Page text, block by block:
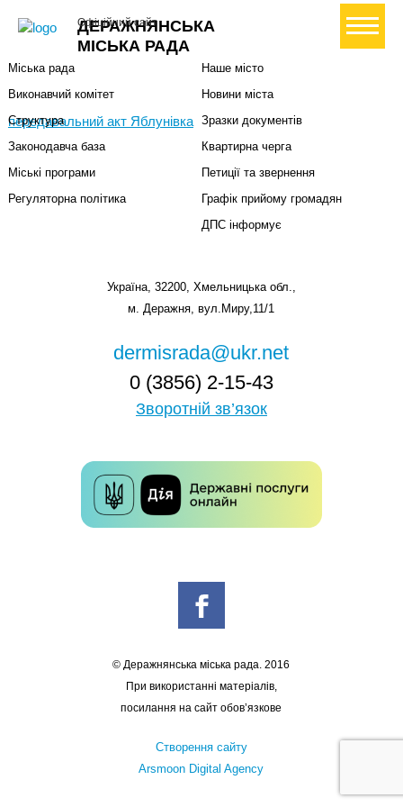
ДЕРАЖНЯНСЬКА
МІСЬКА РАДА
Офіційний сайт+ Створити петицію
передавальний акт Яблунівка
Міський голова
Міська рада
Виконавчий комітет
Структура
Законодавча база
Міські програми
Регуляторна політика
Наше місто
Новини міста
Зразки документів
Квартирна черга
Петиції та звернення
Графік прийому громадян
ДПС інформує
Україна, 32200, Хмельницька обл.,
м. Деражня, вул.Миру,11/1
dermisrada@ukr.net
0 (3856) 2-15-43
Зворотній зв’язок
© Деражнянська міська рада. 2016
При використанні матеріалів,
посилання на сайт обов’язкове
Створення сайту
Arsmoon Digital Agency